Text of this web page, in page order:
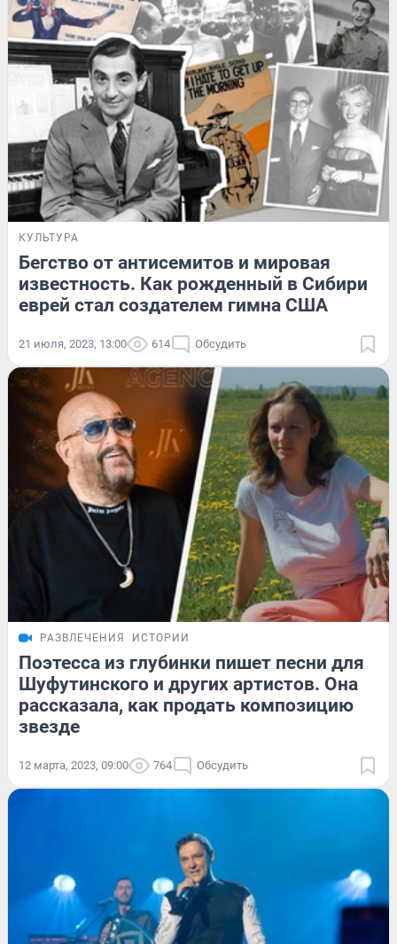
КУЛЬТУРА
Бегство от антисемитов и мировая
известность. Как рожденный в Cибири
еврей стал создателем гимна США
21 июля, 2023, 13:00 614 Обсудить
РАЗВЛЕЧЕНИЯ ИСТОРИИ
Поэтесса из глубинки пишет песни для
Шуфутинского и других артистов. Она
рассказала, как продать композицию
звезде
12 марта, 2023, 09:00 764 Обсудить